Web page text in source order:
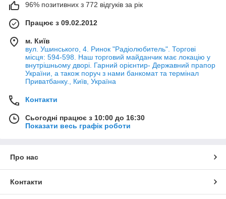
96% позитивних з 772 відгуків за рік
Працює з 09.02.2012
м. Київ
вул. Ушинського, 4. Ринок "Радіолюбитель". Торгові
місця: 594-598. Наш торговий майданчик має локацію у
внутрішньому дворі. Гарний орієнтир- Державний прапор
України, а також поруч з нами банкомат та термінал
Приватбанку., Київ, Україна
Контакти
Сьогодні працює з 10:00 до 16:30
Показати весь графік роботи
Про нас
Контакти